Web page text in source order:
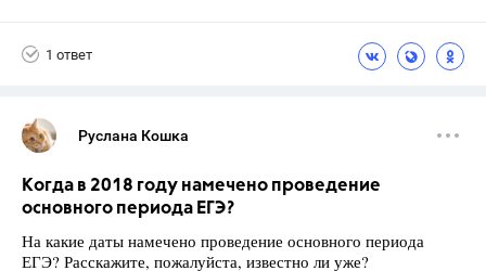
1 ответ
Руслана Кошка
Когда в 2018 году намечено проведение
основного периода ЕГЭ?
На какие даты намечено проведение основного периода
ЕГЭ? Расскажите, пожалуйста, известно ли уже?